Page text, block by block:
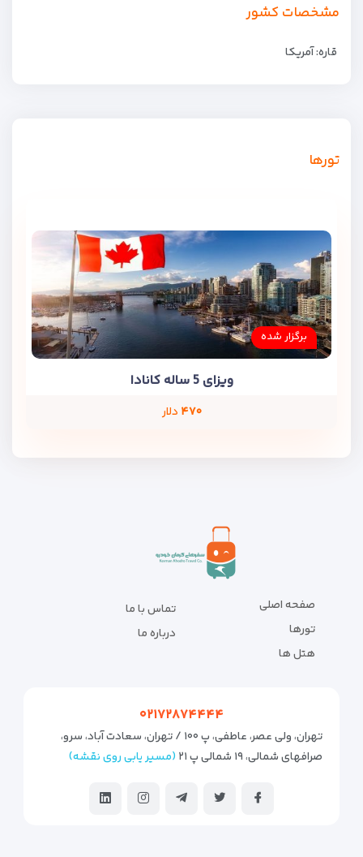
مشخصات کشور
قاره: آمریکا
تورها
برگزار شده
ویزای 5 ساله کانادا
۴۷۰ دلار
صفحه اصلی
تورها
هتل ها
تماس با ما
درباره ما
۰۲۱۷۲۸۷۴۴۴۴
تهران، ولی عصر، عاطفی، پ ۱۰۰ / تهران، سعادت آباد، سرو،
صرافهای شمالی، ۱۹ شمالی پ ۲۱
(مسیر یابی روی نقشه)